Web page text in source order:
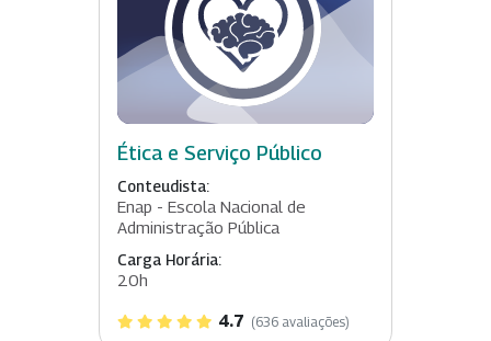
Ética e Serviço Público
Conteudista:
Enap - Escola Nacional de
Administração Pública
Carga Horária:
20h
4.7 (636 avaliações)